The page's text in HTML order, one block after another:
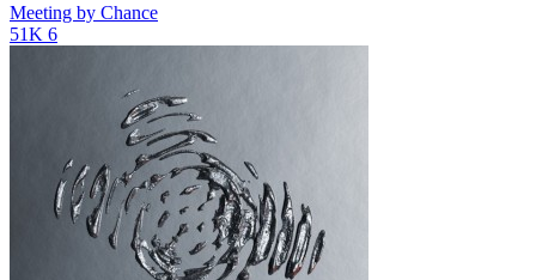
Meeting by Chance
51K 6